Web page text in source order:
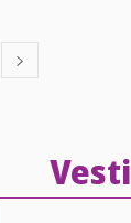
Vesti